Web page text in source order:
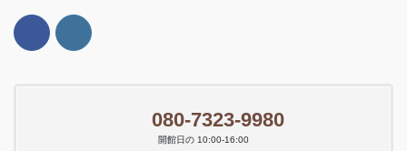
080-7323-9980
開館日の 10:00-16:00